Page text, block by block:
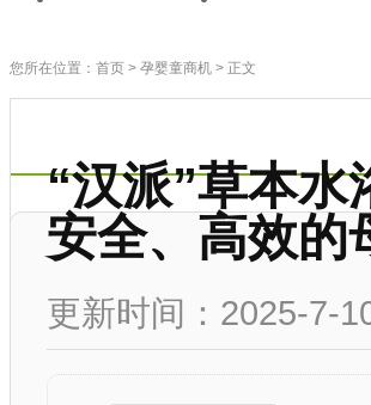
您所在位置： 首页 > 孕婴童商机 > 正文
“汉派”草本水
安全、高效的
更新时间：2025-7-